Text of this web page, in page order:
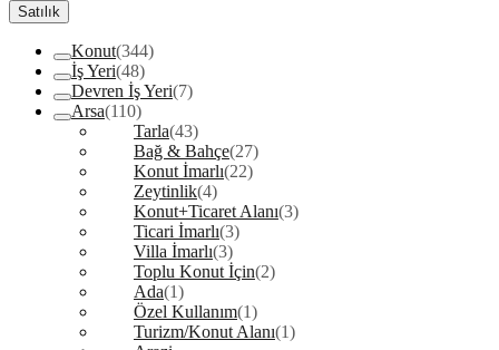
Satılık
Konut(344)
İş Yeri(48)
Devren İş Yeri(7)
Arsa(110)
Tarla(43)
Bağ & Bahçe(27)
Konut İmarlı(22)
Zeytinlik(4)
Konut+Ticaret Alanı(3)
Ticari İmarlı(3)
Villa İmarlı(3)
Toplu Konut İçin(2)
Ada(1)
Özel Kullanım(1)
Turizm/Konut Alanı(1)